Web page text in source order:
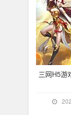
三网H5游